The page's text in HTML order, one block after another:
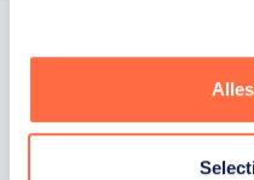
Trotse